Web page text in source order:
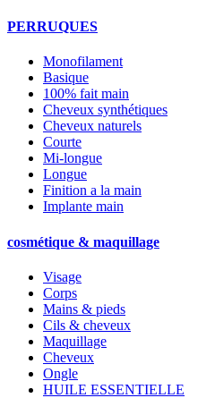
PERRUQUES
Monofilament
Basique
100% fait main
Cheveux synthétiques
Cheveux naturels
Courte
Mi-longue
Longue
Finition a la main
Implante main
cosmétique & maquillage
Visage
Corps
Mains & pieds
Cils & cheveux
Maquillage
Cheveux
Ongle
HUILE ESSENTIELLE